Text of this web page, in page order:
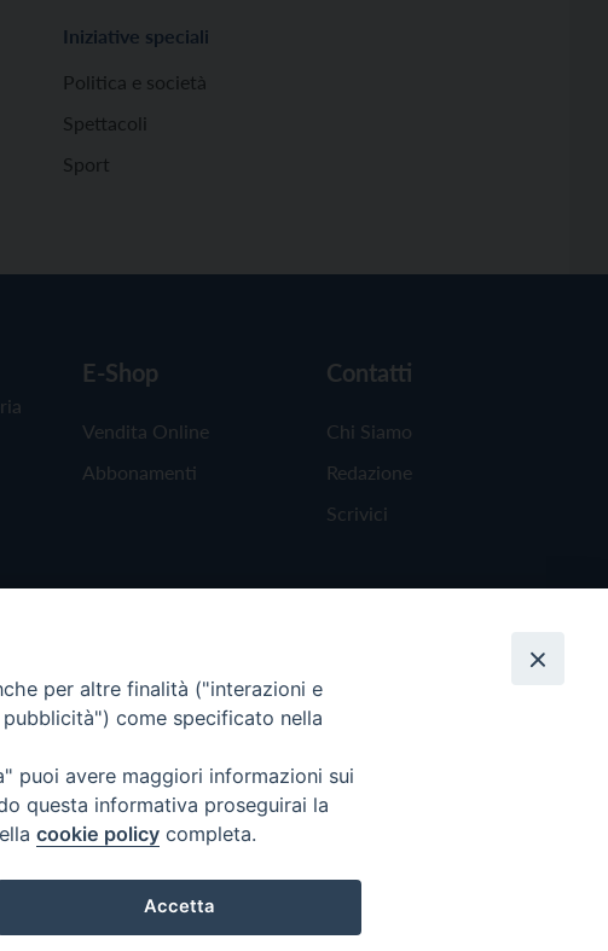
Iniziative speciali
Politica e società
Spettacoli
Sport
E-Shop
Vendita Online
Abbonamenti
Contatti
Chi Siamo
Redazione
Scrivici
per altre finalità ("interazioni e
come specificato nella
puoi avere maggiori informazioni sui
questa informativa proseguirai la
cookie policy completa.
Accetta